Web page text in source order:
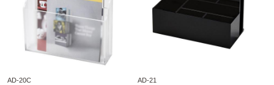
AD-20C AD-21